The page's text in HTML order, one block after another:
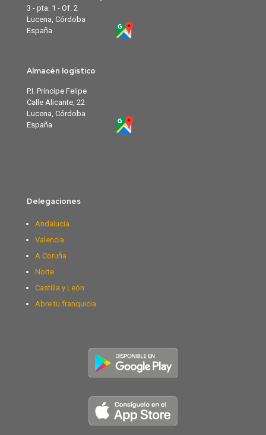
3 - pta. 1 - Of. 2
Lucena, Córdoba
España
Almacén logístico
P.I. Príncipe Felipe
Calle Alicante, 22
Lucena, Córdoba
España
Delegaciones
Andalucía
Valencia
A Coruña
Norte
Castilla y León
Abre tu franquicia